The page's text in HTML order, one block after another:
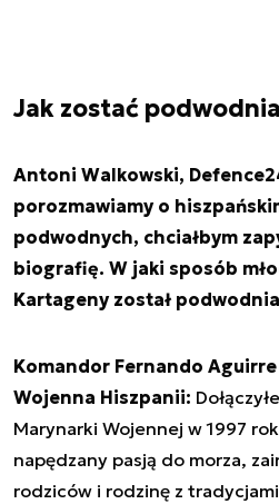
Jak zostać
Antoni Walkowski,
porozmawiamy o
podwodnych, chciałbym
biografię. W jaki sposób
Kartageny został
Komandor Fernando
Wojenna Hiszpanii:
Marynarki Wojennej w 1997
napędzany pasją do morza,
rodziców i rodzinę z